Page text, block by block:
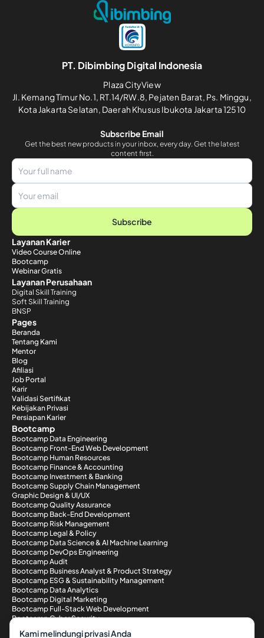
PT. Dibimbing Digital Indonesia
Plaza CityView
Jl. Kemang Timur No.1, RT.14/RW.8, Pejaten Barat, Ps. Minggu,
Kota Jakarta Selatan, Daerah Khusus Ibukota Jakarta 12510
Subscribe Email
Get the best new products in your inbox, every day. Get the latest
content first.
Subscribe
Layanan Karier
Video Course Online
Bootcamp
Webinar Gratis
Layanan Perusahaan
Digital Skill Training
Soft Skill Training
BNSP
Pages
Beranda
Tentang Kami
Mentor
Blog
Afiliasi
Job Portal
Karir
Validasi Sertifikat
Kebijakan Privasi
Persiapan Karier
Bootcamp
Bootcamp Data Engineering
Bootcamp Front-End Web Development
Bootcamp Human Resources
Bootcamp Finance & Accounting
Bootcamp Investment & Banking
Bootcamp Supply Chain Management
Graphic Design & UI/UX
Bootcamp Quality Assurance
Bootcamp Back-End Development
Bootcamp Risk Management
Bootcamp Legal & Policy
Bootcamp Data Science & AI Machine Learning
Bootcamp DevOps Engineering
Bootcamp Audit
Bootcamp Business Analyst & Product Strategy
Bootcamp ESG & Sustainability Management
Bootcamp Data Analytics
Bootcamp Digital Marketing
Bootcamp Full-Stack Web Development
Bootcamp Cyber Security
Metode Pembayaran
Kami melindungi privasi Anda